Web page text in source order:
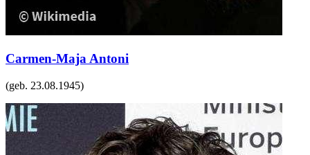
Carmen-Maja Antoni
(geb. 23.08.1945)